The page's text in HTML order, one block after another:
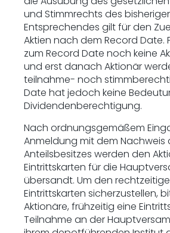
und Stimmrechts des
Entsprechendes gilt für den
Aktien nach dem Record Date.
zum Record Date noch keine
und erst danach Aktionär
teilnahme- noch
Date hat jedoch keine
Dividendenberechtigung.
Nach ordnungsgemäßem
Anmeldung mit dem Nachweis
Anteilsbesitzes werden den
Eintrittskarten für die
übersandt. Um den
Eintrittskarten sicherzustellen,
Aktionäre, frühzeitig eine
Teilnahme an der